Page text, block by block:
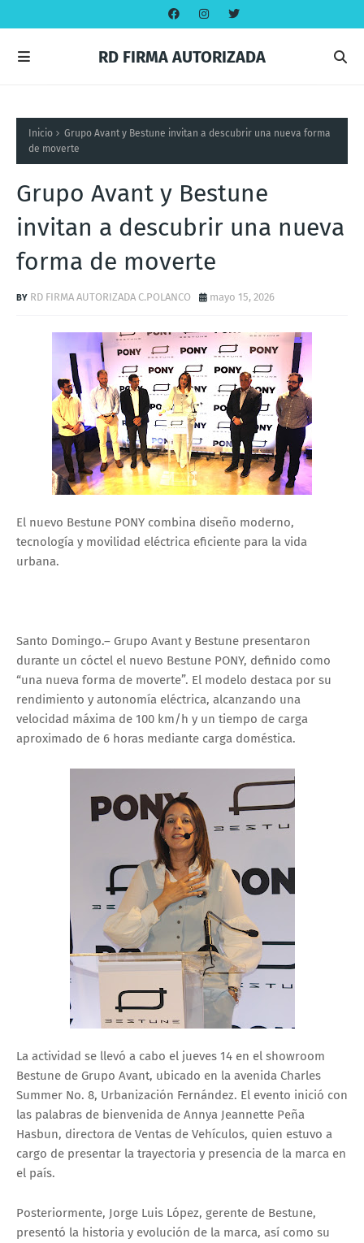
RD FIRMA AUTORIZADA
Inicio
Grupo Avant y Bestune invitan a descubrir una nueva forma
de moverte
Grupo Avant y Bestune
invitan a descubrir una nueva
forma de moverte
RD FIRMA AUTORIZADA C.POLANCO mayo 15, 2026
El nuevo Bestune PONY combina diseño moderno,
tecnología y movilidad eléctrica eficiente para la vida
urbana.
Santo Domingo.– Grupo Avant y Bestune presentaron
durante un cóctel el nuevo Bestune PONY, definido como
“una nueva forma de moverte”. El modelo destaca por su
rendimiento y autonomía eléctrica, alcanzando una
velocidad máxima de 100 km/h y un tiempo de carga
aproximado de 6 horas mediante carga doméstica.
La actividad se llevó a cabo el jueves 14 en el showroom
Bestune de Grupo Avant, ubicado en la avenida Charles
Summer No. 8, Urbanización Fernández. El evento inició con
las palabras de bienvenida de Annya Jeannette Peña
Hasbun, directora de Ventas de Vehículos, quien estuvo a
cargo de presentar la trayectoria y presencia de la marca en
el país.
Posteriormente, Jorge Luis López, gerente de Bestune,
presentó la historia y evolución de la marca, así como su